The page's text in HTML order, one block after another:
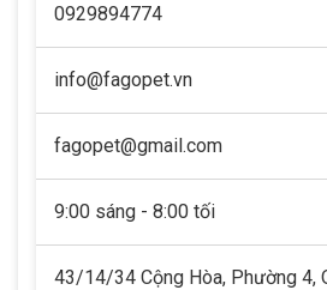
LIÊN HỆ
0929894774
info@fagopet.vn
fagopet@gmail.com
9:00 sáng - 8:00 tối
43/14/34 Cộng Hòa, Phường 4,